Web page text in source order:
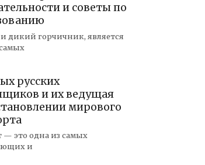
и советы по
дикий горчичник, является
русских
и их ведущая
мирового
— это одна из самых
и